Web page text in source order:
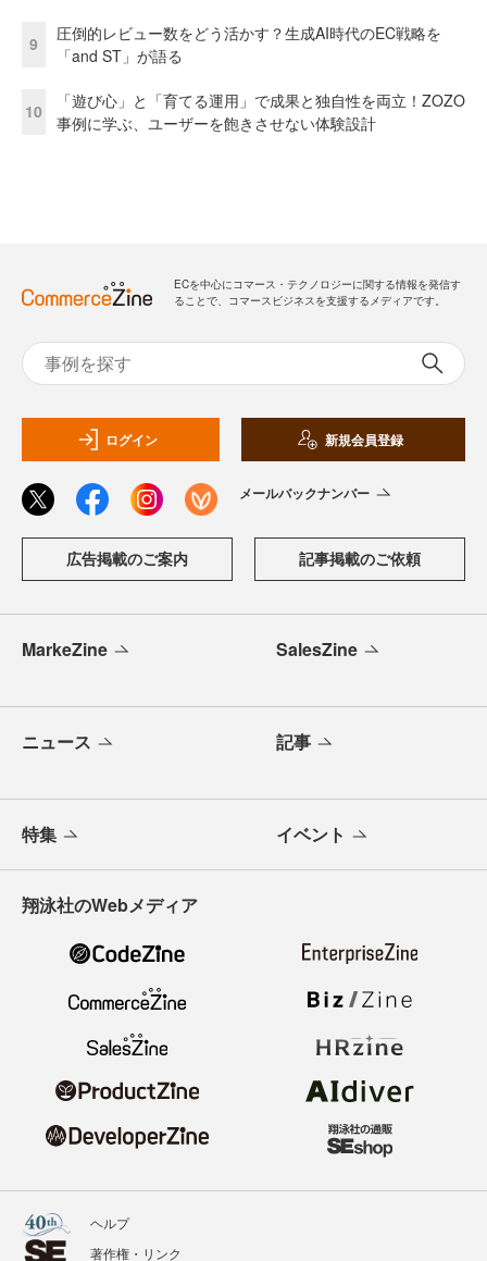
9
圧倒的レビュー数をどう活かす？生成AI時代のEC戦略を
「and ST」が語る
10
「遊び心」と「育てる運用」で成果と独自性を両立！ZOZO
事例に学ぶ、ユーザーを飽きさせない体験設計
ECを中心にコマース・テクノロジーに関する情報を発信す
ることで、コマースビジネスを支援するメディアです。
ログイン 新規会員登録
メールバックナンバー
広告掲載のご案内 記事掲載のご依頼
MarkeZine SalesZine
ニュース 記事
特集 イベント
翔泳社のWebメディア
ヘルプ
著作権・リンク